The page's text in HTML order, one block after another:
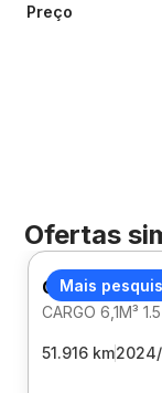
Preço
Ofertas
Mais
CITROEN
CARGO 6,1M³
51.916 km